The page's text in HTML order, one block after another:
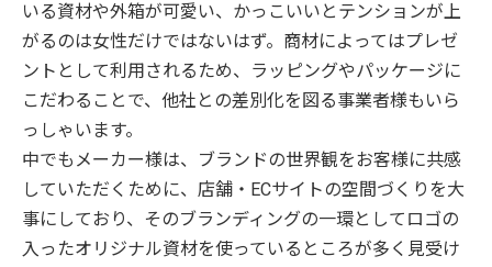
いる資材や外箱が可愛い、かっこいいとテンションが上
がるのは女性だけではないはず。商材によってはプレゼ
ントとして利用されるため、ラッピングやパッケージに
こだわることで、他社との差別化を図る事業者様もいら
っしゃいます。
中でもメーカー様は、ブランドの世界観をお客様に共感
していただくために、店舗・ECサイトの空間づくりを大
事にしており、そのブランディングの一環としてロゴの
入ったオリジナル資材を使っているところが多く見受け